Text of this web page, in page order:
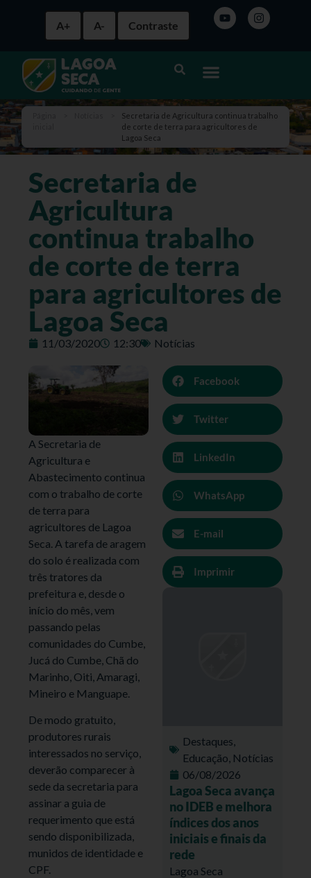
A+ A- Contraste
Secretaria de Agricultura continua trabalho
de corte de terra para agricultores de
Lagoa Seca
Secretaria de
Agricultura
continua trabalho
de corte de terra
para agricultores de
Lagoa Seca
11/03/2020 12:30 Notícias
A Secretaria de
Agricultura e
Abastecimento continua
com o trabalho de corte
de terra para
agricultores de Lagoa
Seca. A tarefa de aragem
do solo é realizada com
três tratores da
prefeitura e, desde o
início do mês, vem
passando pelas
comunidades do Cumbe,
Jucá do Cumbe, Chã do
Marinho, Oiti, Amaragi,
Mineiro e Manguape.
De modo gratuito,
produtores rurais
interessados no serviço,
deverão comparecer à
sede da secretaria para
assinar a guia de
requerimento que está
sendo disponibilizada,
munidos de identidade e
CPF.
Facebook
Twitter
LinkedIn
WhatsApp
E-mail
Imprimir
Destaques,
Educação, Notícias
06/08/2026
Lagoa Seca avança
no IDEB e melhora
índices dos anos
iniciais e finais da
rede
Lagoa Seca